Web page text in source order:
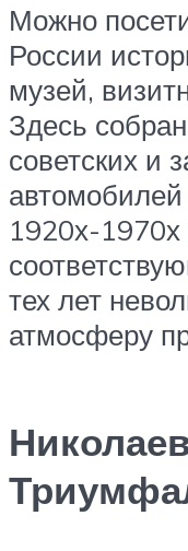
Можно
России
музей,
Здесь
советских и
1920х-1970х
тех лет
атмосферу